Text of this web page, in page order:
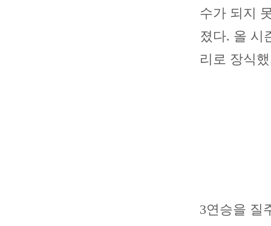
수가 되지
졌다. 올 시
리로 장식
3연승을 질